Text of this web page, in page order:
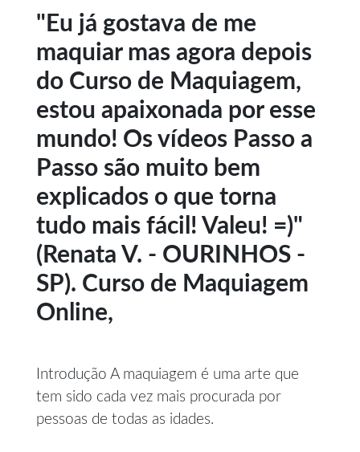
"Eu já gostava de me
maquiar mas agora depois
do Curso de Maquiagem,
estou apaixonada por esse
mundo! Os vídeos Passo a
Passo são muito bem
explicados o que torna
tudo mais fácil! Valeu! =)"
(Renata V. - OURINHOS -
SP). Curso de Maquiagem
Online,
Introdução A maquiagem é uma arte que
tem sido cada vez mais procurada por
pessoas de todas as idades.